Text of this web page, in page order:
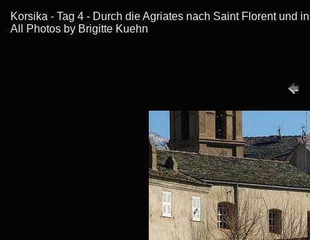
Korsika - Tag 4 - Durch die Agriates nach Saint Florent und
All Photos by Brigitte Kuehn